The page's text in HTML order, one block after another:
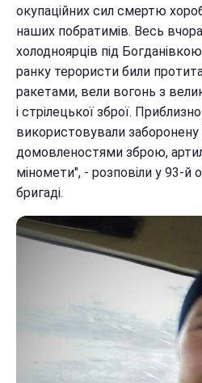
окупаційних сил смертю
наших побратимів. Весь
холодноярців під
ранку терористи били
ракетами, вели вогонь з
і стрілецької зброї.
використовували
домовленостями зброю,
міномети", - розповіли у 93-й
бригаді.